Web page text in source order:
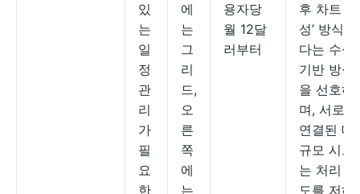
있
는
일
정
관
리
가
필
요
한
에
는
그
리
드,
오
른
쪽
에
는
용자당
월 12달
러부터
후 차트 생
성’ 방식보
다는 수식
기반 방식
을 선호하
며, 서로
연결된 대
규모 시트
는 처리 속
도를 저하